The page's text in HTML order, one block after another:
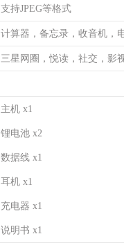
支持JPEG等格式
计算器，备忘录，收音机，
三星网圈，悦读，社交，影
主机 x1
锂电池 x2
数据线 x1
耳机 x1
充电器 x1
说明书 x1